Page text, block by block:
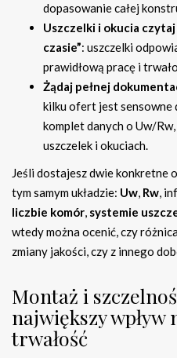
dopasowanie całej
Uszczelki i okucia
czasie”: uszczelki
prawidłową pracę i
Żądaj pełnej
kilku ofert jest sensowne
komplet danych o Uw/
uszczelek i okuciach.
Jeśli dostajesz dwie konkretne
tym samym układzie: Uw, Rw,
liczbie komór, systemie
wtedy można ocenić, czy
zmiany jakości, czy z innego
Montaż i
największy wpływ
trwałość